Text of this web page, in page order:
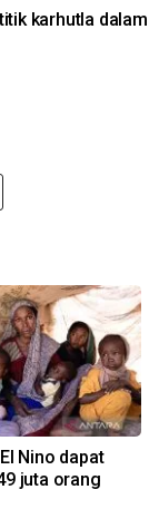
karhutla dalam
Nino dapat
juta orang